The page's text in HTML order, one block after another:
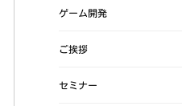
ゲーム開発
ご挨拶
セミナー